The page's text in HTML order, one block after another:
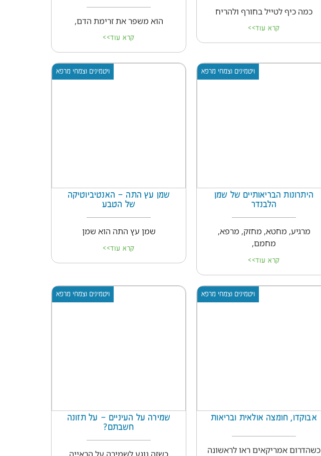
כמה כיף לטייל בחורף ולהריח
קרא עוד>>
הוא משפר את זרימת הדם,
קרא עוד>>
ויטמינים וצמחי מרפא
היתרונות הבריאותיים של שמן
הלבנדר
מרגיע, מחטא, מחזק, מרפא,
מחמם,
קרא עוד>>
ויטמינים וצמחי מרפא
שמן עץ התה – האנטיביוטיקה
של הטבע
שמן עץ התה הוא שמן
קרא עוד>>
ויטמינים וצמחי מרפא
אבוקדו, חומצה אולאית ובריאות
כשהדרום אמריקאים ראו לראשונה
ויטמינים וצמחי מרפא
שמירה על העיניים – על תזונה
חשבתם?
כשזה נוגע לשמירה על הראייה